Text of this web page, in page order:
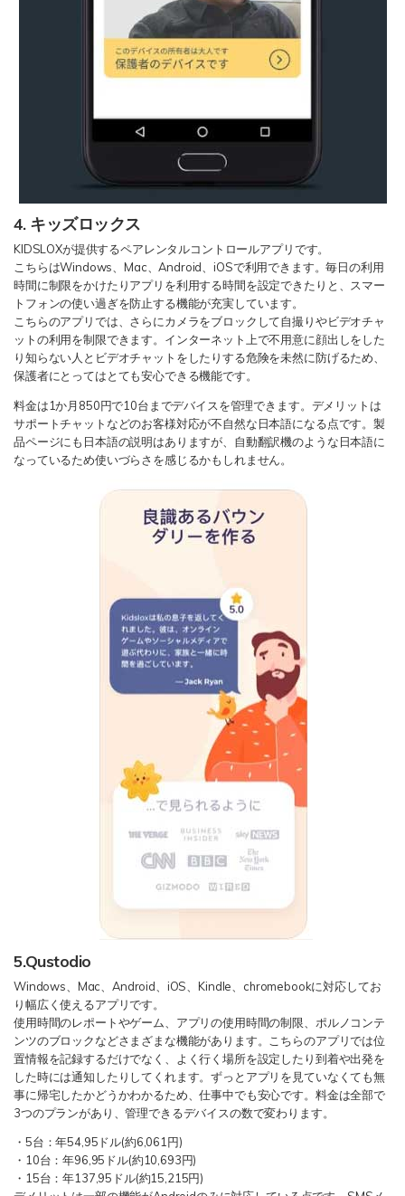
4. キッズロックス
KIDSLOXが提供するペアレンタルコントロールアプリです。
こちらはWindows、Mac、Android、iOSで利用できます。毎日の利用
時間に制限をかけたりアプリを利用する時間を設定できたりと、スマー
トフォンの使い過ぎを防止する機能が充実しています。
こちらのアプリでは、さらにカメラをブロックして自撮りやビデオチャ
ットの利用を制限できます。インターネット上で不用意に顔出しをした
り知らない人とビデオチャットをしたりする危険を未然に防げるため、
保護者にとってはとても安心できる機能です。
料金は1か月850円で10台までデバイスを管理できます。デメリットは
サポートチャットなどのお客様対応が不自然な日本語になる点です。製
品ページにも日本語の説明はありますが、自動翻訳機のような日本語に
なっているため使いづらさを感じるかもしれません。
5.Qustodio
Windows、Mac、Android、iOS、Kindle、chromebookに対応してお
り幅広く使えるアプリです。
使用時間のレポートやゲーム、アプリの使用時間の制限、ポルノコンテ
ンツのブロックなどさまざまな機能があります。こちらのアプリでは位
置情報を記録するだけでなく、よく行く場所を設定したり到着や出発を
した時には通知したりしてくれます。ずっとアプリを見ていなくても無
事に帰宅したかどうかわかるため、仕事中でも安心です。料金は全部で
3つのプランがあり、管理できるデバイスの数で変わります。
・5台：年54,95ドル(約6,061円)
・10台：年96,95ドル(約10,693円)
・15台：年137,95ドル(約15,215円)